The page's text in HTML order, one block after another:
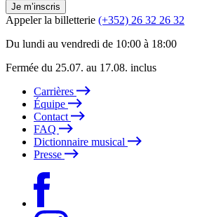
Je m’inscris
Appeler la billetterie (+352) 26 32 26 32
Du lundi au vendredi de 10:00 à 18:00
Fermée du 25.07. au 17.08. inclus
Carrières
Équipe
Contact
FAQ
Dictionnaire musical
Presse